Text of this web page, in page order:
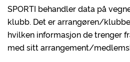
SPORTI behandler data på
klubb. Det er arrangøren/
hvilken informasjon de trenger
med sitt arrangement/